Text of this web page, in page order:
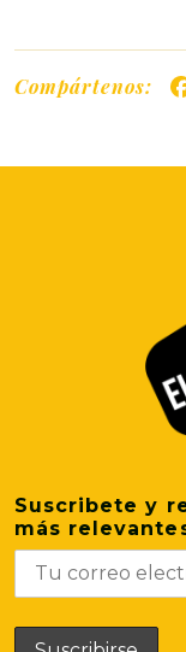
Compártenos:
Suscribete y
más